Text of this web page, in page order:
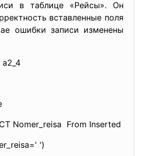
в таблице «Рейсы». Он
вставленные поля
ошибки записи изменены
a2_4
Nomer_reisa From Inserted
')